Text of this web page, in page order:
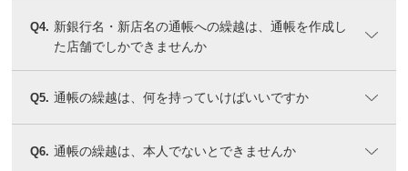
Q4. 新銀行名・新店名の通帳への繰越は、通帳を作成し
た店舗でしかできませんか
Q5. 通帳の繰越は、何を持っていけばいいですか
Q6. 通帳の繰越は、本人でないとできませんか